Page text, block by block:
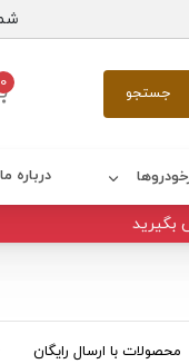
جستجو
0
درباره ما
بگیرید
محصولات با ارسال رایگان